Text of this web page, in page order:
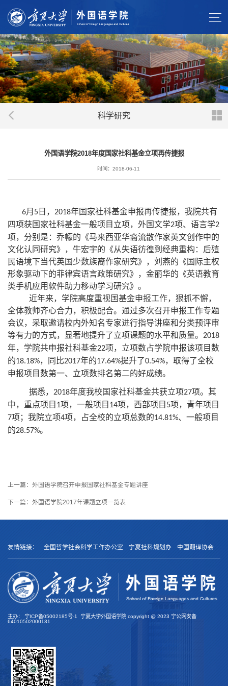
科学研究
外国语学院2018年度国家社科基金立项再传捷报
时间：2018-06-11
6月 5 日， 2018年国家社科基金申报再传捷报，我院共有
四项获国家社科基金一般项目立项，外国文学2项、语言学2
项，分别是：乔幪的《马来西亚华裔流散作家英文创作中的
文化认同研究》，牛宏宇的《从失语彷徨到经典重构：后殖
民语境下当代英国少数族裔作家研究》，刘燕的《国际主权
形象驱动下的菲律宾语言政策研究》，金丽华的《英语教育
类手机应用软件助力移动学习研究》。
近年来，学院高度重视国基金申报工作，狠抓不懈，
全体教师齐心合力，积极配合。通过多次召开申报工作专题
会议，采取邀请校内外知名专家进行指导讲座和分类预评审
等有力的方式，显著地提升了立项课题的水平和质量。 2018
年，学院共申报社科基金22项，立项数占学院申报该项目数
的18.18%，同比2017年的17.64%提升了0.54%，取得了全校
申报项目数第一、立项数排名第二的好成绩。
据悉， 2018年度我校国家社科基金共获立项27项。其
中，重点项目 1项，一般项目 14项，西部项目 5项，青年项目
7项；我院立项4项，占全校的立项总数的14.81%、一般项目
的28.57%。
上一篇： 外国语学院召开申报国家社科基金专题讲座
下一篇： 外国语学院2017年课题立项一览表
友情链接： 全国哲学社会科学工作办公室 宁夏社科规划办 中国翻译协会
主办： 宁ICP备05002185号-1 宁夏大学外国语学院 copyright @ 2023 宁公网安备
64010502000131